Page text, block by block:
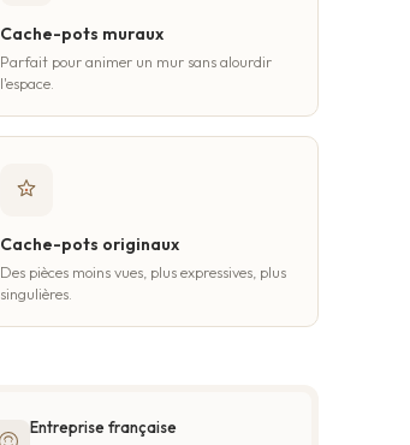
Cache-pots muraux
Parfait pour animer un mur sans alourdir
l'espace.
Cache-pots originaux
Des pièces moins vues, plus expressives, plus
singulières.
Entreprise française